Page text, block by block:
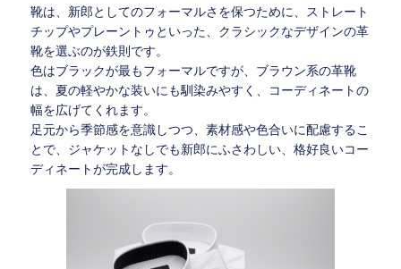
靴は、新郎としてのフォーマルさを保つために、ストレート
チップやプレーントゥといった、クラシックなデザインの革
靴を選ぶのが鉄則です。
色はブラックが最もフォーマルですが、ブラウン系の革靴
は、夏の軽やかな装いにも馴染みやすく、コーディネートの
幅を広げてくれます。
足元から季節感を意識しつつ、素材感や色合いに配慮するこ
とで、ジャケットなしでも新郎にふさわしい、格好良いコー
ディネートが完成します。